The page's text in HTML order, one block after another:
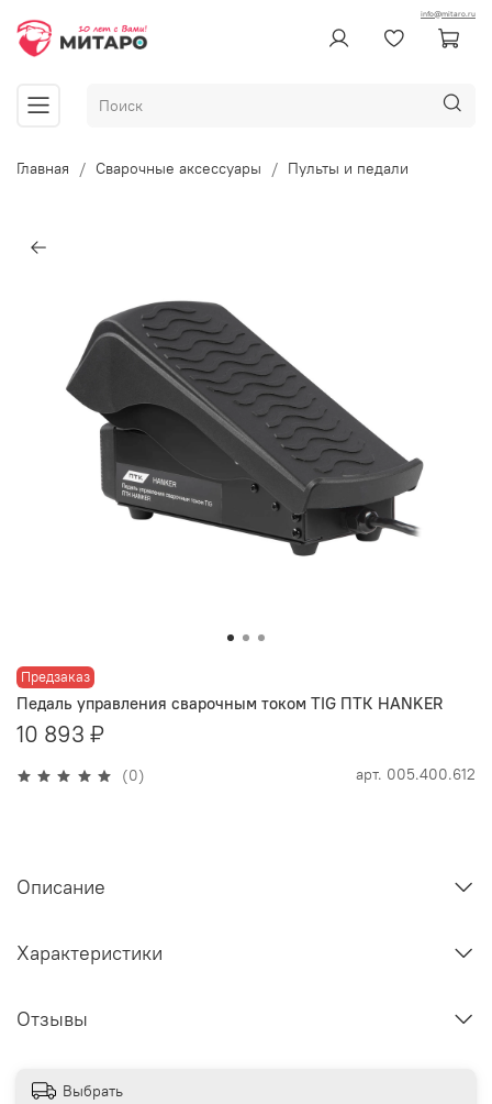
info@mitaro.ru
Главная Сварочные аксессуары Пульты и педали
Предзаказ
(0) арт. 005.400.612
Педаль управления сварочным током TIG ПТК HANKER
10 893 ₽
Описание
Характеристики
Отзывы
Выбрать